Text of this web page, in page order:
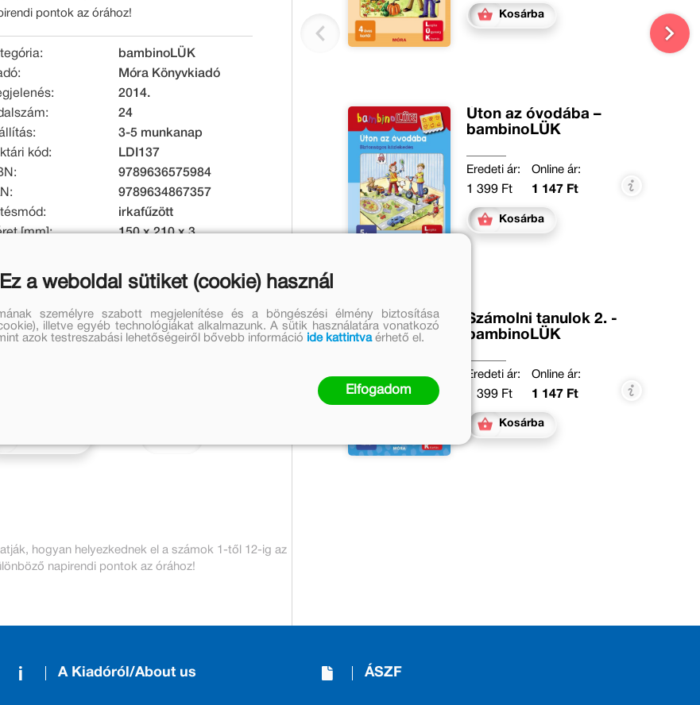
pontok az órához!
bambinoLÜK
Móra Könyvkiadó
2014.
24
3-5 munkanap
kód:
LDI137
9789636575984
9789634867357
irkafűzött
[mm]:
150 x 210 x 3
Ft
1 147 Ft
hogyan helyezkednek el a számok 1-től 12-ig az
napirendi pontok az órához!
Kosárba
Úton az óvodába –
bambinoLÜK
Eredeti ár:
1 399 Ft
Online ár:
1 147 Ft
Kosárba
Számolni tanulok 2. -
bambinoLÜK
Eredeti ár:
1 399 Ft
Online ár:
1 147 Ft
Kosárba
A Kiadóról/About us ÁSZF
Ez a weboldal sütiket (cookie) használ
személyre szabott megjelenítése és a böngészési élmény biztosítása
illetve egyéb technológiákat alkalmazunk. A sütik használatára vonatkozó
azok testreszabási lehetőségeiről bővebb információ ide kattintvaérhető el.
Elfogadom